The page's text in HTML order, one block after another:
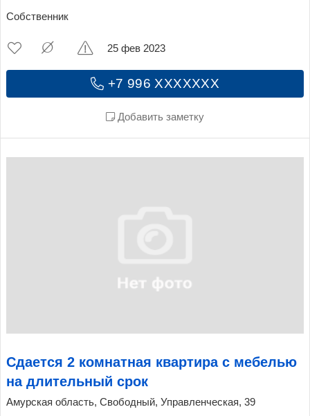
Собственник
+7 996 XXXXXXX
Добавить заметку
25 фев 2023
Сдается 2 комнатная квартира с мебелью
на длительный срок
Амурская область, Свободный, Управленческая, 39